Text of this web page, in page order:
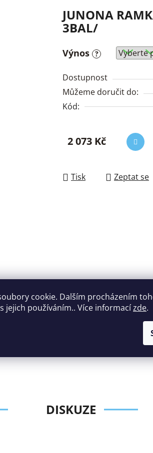
cookie. Dalším procházením
jejich používáním.. Více informacízde.
JUNONA
3BAL/
Výnos ?
Dostupnost
Můžeme doručit do:
Kód:
2 073 Kč
Tisk Zeptat se
podpora
Široký
nábytku
DISKUZE